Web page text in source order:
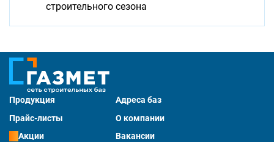
строительного сезона
Продукция
Адреса баз
Прайс-листы
О компании
Акции
Вакансии